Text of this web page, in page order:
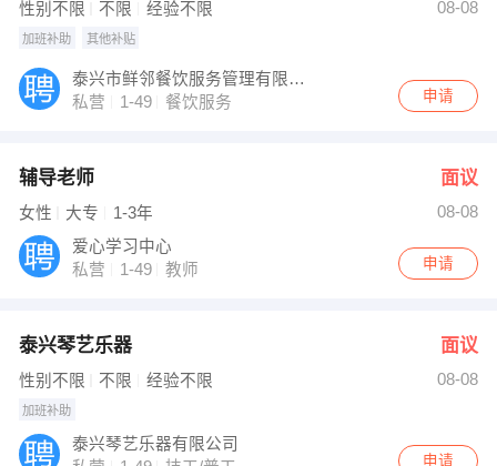
性别不限 不限 经验不限 08-08
加班补助 其他补贴
泰兴市鲜邻餐饮服务管理有限公司
私营
1-49 餐饮服务 申请
辅导老师 面议
女性 大专 1-3年
08-08
爱心学习中心
私营
1-49 教师 申请
泰兴琴艺乐器 面议
性别不限 不限 经验不限 08-08
加班补助
泰兴琴艺乐器有限公司
申请